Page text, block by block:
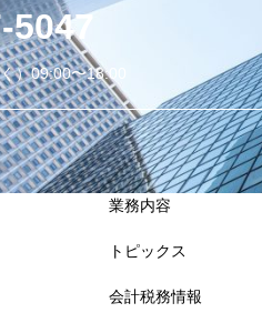
5047
）09:00〜18:00
業務内容
トピックス
会計税務情報